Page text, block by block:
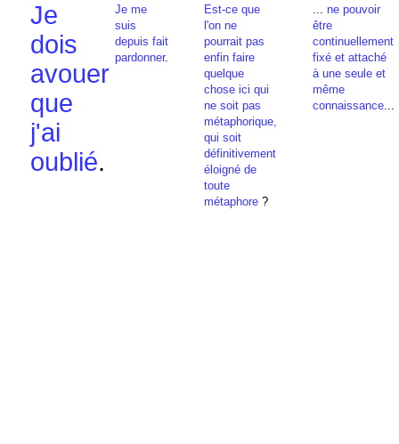
Je
dois
avouer
que
j'ai
oublié.
Je me
suis
depuis fait
pardonner.
Est-ce que
l'on ne
pourrait pas
enfin faire
quelque
chose ici qui
ne soit pas
métaphorique,
qui soit
définitivement
éloigné de
toute
métaphore?
... ne pouvoir
être
continuellement
fixé et attaché
à une seule et
même
connaissance...